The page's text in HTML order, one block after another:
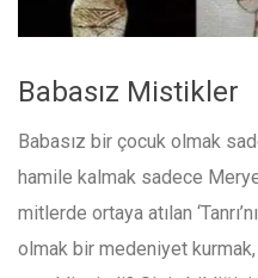
Babasız Mistikler
Babasız bir çocuk olmak
hamile kalmak sadece
mitlerde ortaya atılan
olmak bir medeniyet